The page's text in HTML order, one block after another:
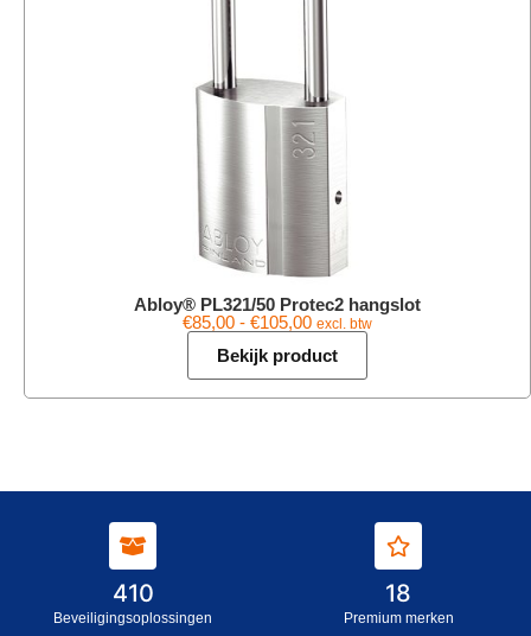
Abloy® PL321/50 Protec2 hangslot
€85,00 - €105,00 excl. btw
Bekijk product
410
Beveiligingsoplossingen
18
Premium merken